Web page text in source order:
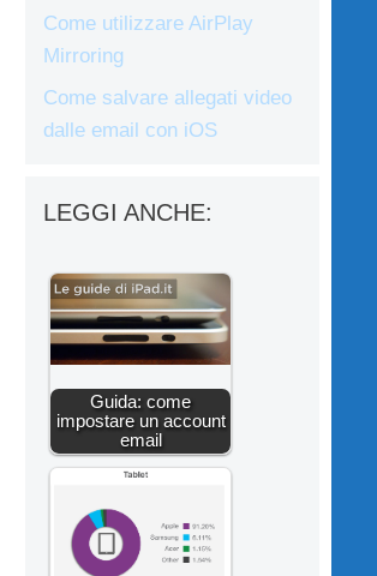
Come utilizzare AirPlay
Mirroring
Come salvare allegati video
dalle email con iOS
LEGGI ANCHE:
Guida: come
impostare un account
email